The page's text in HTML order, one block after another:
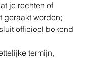
je rechten of
geraakt worden;
officieel bekend
termijn,